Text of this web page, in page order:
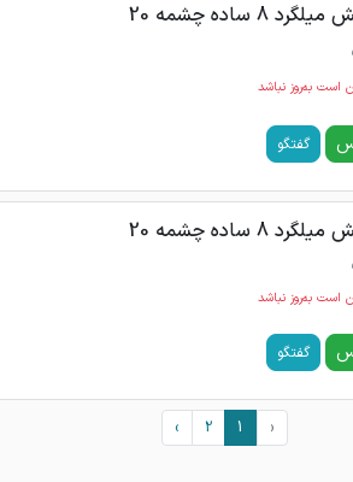
8 ساده چشمه 20
به‌روز نباشد
گفتگو
8 ساده چشمه 20
به‌روز نباشد
گفتگو
‹
1
2
›